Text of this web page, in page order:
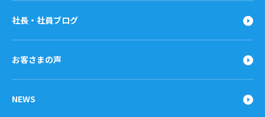
社長・社員ブログ
お客さまの声
NEWS